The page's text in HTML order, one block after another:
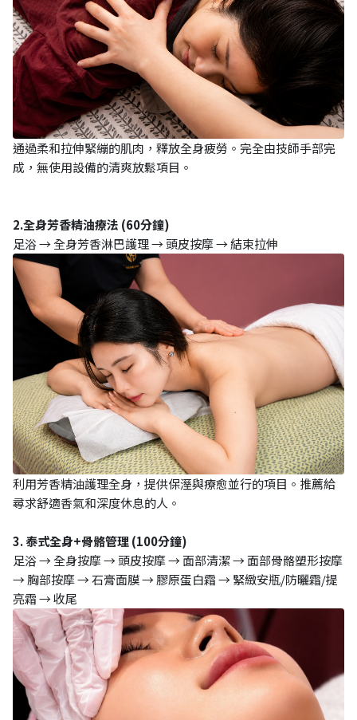
通過柔和拉伸緊繃的肌肉，釋放全身疲勞。完全由技師手部完
成，無使用設備的清爽放鬆項目。
2.全身芳香精油療法 (60分鐘)
足浴 → 全身芳香淋巴護理 → 頭皮按摩 → 結束拉伸
利用芳香精油護理全身，提供保溼與療愈並行的項目。推薦給
尋求舒適香氣和深度休息的人。
3. 泰式全身+骨骼管理 (100分鐘)
足浴 → 全身按摩 → 頭皮按摩 → 面部清潔 → 面部骨骼塑形按摩
→ 胸部按摩 → 石膏面膜 → 膠原蛋白霜 → 緊緻安瓶/防曬霜/提
亮霜 → 收尾